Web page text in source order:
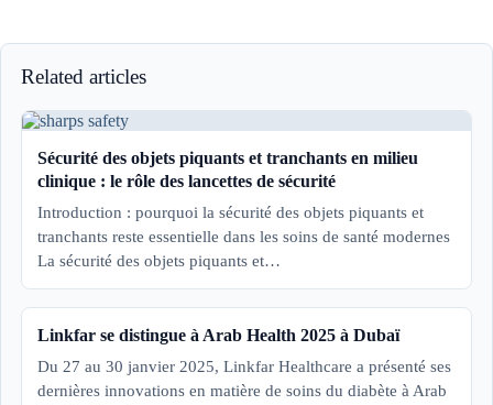
Related articles
Sécurité des objets piquants et tranchants en milieu
clinique : le rôle des lancettes de sécurité
Introduction : pourquoi la sécurité des objets piquants et
tranchants reste essentielle dans les soins de santé modernes
La sécurité des objets piquants et…
Linkfar se distingue à Arab Health 2025 à Dubaï
Du 27 au 30 janvier 2025, Linkfar Healthcare a présenté ses
dernières innovations en matière de soins du diabète à Arab